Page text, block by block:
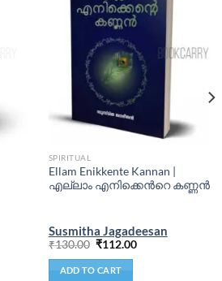
SPIRITUAL
Ellam Enikkente Kannan |
എല്ലാം എനിക്കെൻറെ കണ്ണൻ
Susmitha Jagadeesan
₹130.00 ₹112.00
ADD TO CART